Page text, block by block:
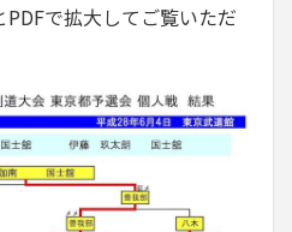
で拡大してご覧いただ